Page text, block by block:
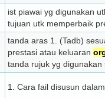
ist piawai yg digunakan
tujuan utk memperbaik
tanda aras 1. (Tadb)
prestasi atau keluaran
tanda rujuk yg
1. Cara fail disusun